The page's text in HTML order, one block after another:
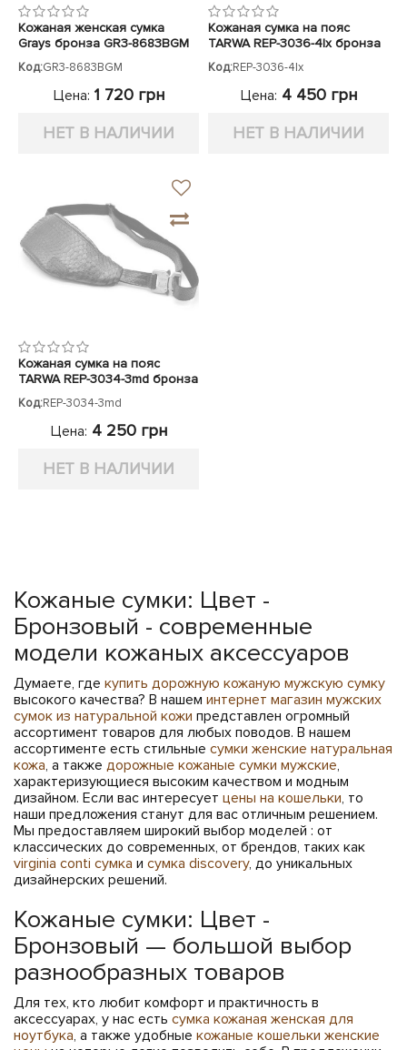
Кожаная женская сумка
Grays бронза GR3-8683BGM
Код:GR3-8683BGM
Цена: 1 720 грн
НЕТ В НАЛИЧИИ
Кожаная сумка на пояс
TARWA REP-3036-4lx бронза
Код:REP-3036-4lx
Цена: 4 450 грн
НЕТ В НАЛИЧИИ
Кожаная сумка на пояс
TARWA REP-3034-3md бронза
Код:REP-3034-3md
Цена: 4 250 грн
НЕТ В НАЛИЧИИ
Кожаные сумки: Цвет -
Бронзовый - современные
модели кожаных аксессуаров
Думаете, где купить дорожную кожаную мужскую сумку
высокого качества? В нашем интернет магазин мужских
сумок из натуральной кожи представлен огромный
ассортимент товаров для любых поводов. В нашем
ассортименте есть стильные сумки женские натуральная
кожа, а также дорожные кожаные сумки мужские,
характеризующиеся высоким качеством и модным
дизайном. Если вас интересует цены на кошельки, то
наши предложения станут для вас отличным решением.
Мы предоставляем широкий выбор моделей : от
классических до современных, от брендов, таких как
virginia conti сумка и сумка discovery, до уникальных
дизайнерских решений.
Кожаные сумки: Цвет -
Бронзовый — большой выбор
разнообразных товаров
Для тех, кто любит комфорт и практичность в
аксессуарах, у нас есть сумка кожаная женская для
ноутбука, а также удобные кожаные кошельки женские